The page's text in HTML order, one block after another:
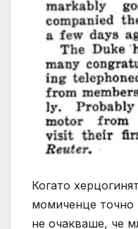
Когато
момиченце точно
не очакваше, че